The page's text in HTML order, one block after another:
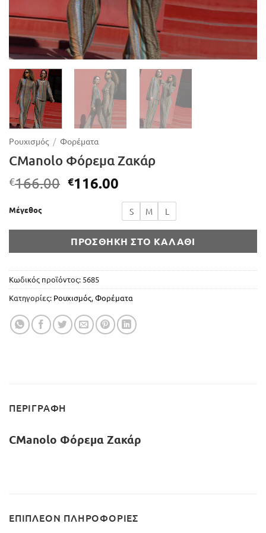
Ρουχισμός / Φορέματα
CManolo Φόρεμα Ζακάρ
€166.00 Original
€166.00.
€116.00
τιμή
είναι:
€116.00.
Μέγεθος S M L
ΠΡΟΣΘΉΚΗ ΣΤΟ ΚΑΛΆΘΙ
Κωδικός προϊόντος: 5685
Κατηγορίες: Ρουχισμός,Φορέματα
ΠΕΡΙΓΡΑΦΉ
CManolo Φόρεμα Ζακάρ
ΕΠΙΠΛΈΟΝ ΠΛΗΡΟΦΟΡΊΕΣ